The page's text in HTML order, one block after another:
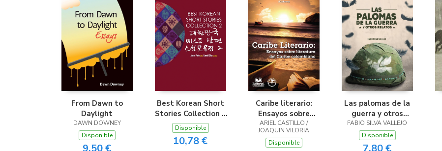
From Dawn to
Daylight
DAWN DOWNEY
Disponible
9,50 €
Best Korean Short
Stories Collection 2
대한민국 베스트 단편
소설모음집 2
Disponible
10,78 €
Caribe literario:
Ensayos sobre
literatura del Caribe
colombiano
ARIEL CASTILLO /
JOAQUIN VILORIA
Disponible
Las palomas de la
guerra y otros
relatos
FABIO SILVA VALLEJO
Disponible
7,80 €